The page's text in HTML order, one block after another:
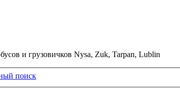
и грузовичков Nysa, Zuk, Tarpan, Lublin
поиск